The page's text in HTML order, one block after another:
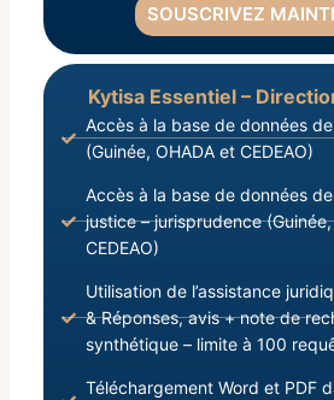
SOUSCRIVEZ
Kytisa Essentiel –
Accès à la base de données
(Guinée, OHADA et CEDEAO)
Accès à la base de données
justice – jurisprudence
CEDEAO)
Utilisation de l’assistance
& Réponses, avis + note de
synthétique – limite à 100
Téléchargement Word et PDF